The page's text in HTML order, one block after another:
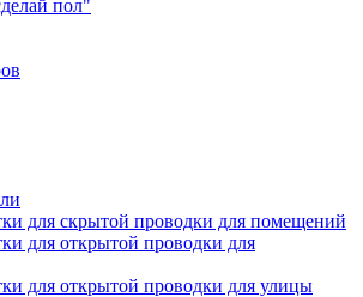
пол"
для скрытой проводки для помещений
для открытой проводки для
для открытой проводки для улицы